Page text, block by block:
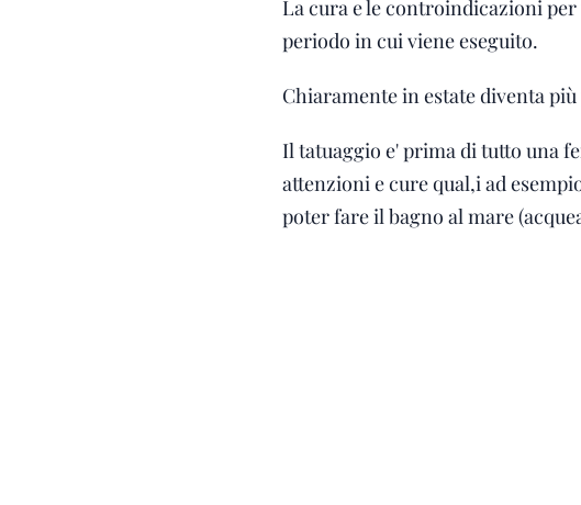
La cura e le controindicazioni
periodo in cui viene eseguito.
Chiaramente in estate diventa
Il tatuaggio e' prima di tutto una
attenzioni e cure qual,i ad
poter fare il bagno al mare